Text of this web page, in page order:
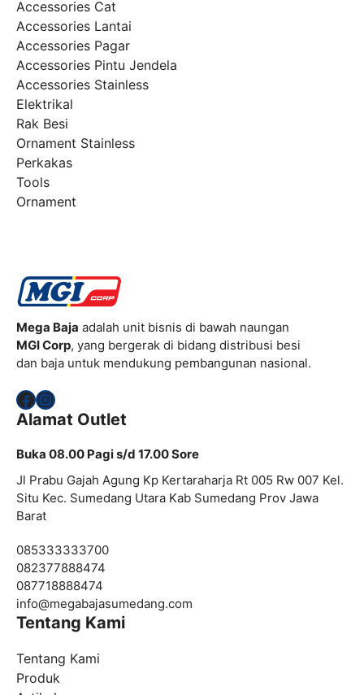
Accessories Cat
Accessories Lantai
Accessories Pagar
Accessories Pintu Jendela
Accessories Stainless
Elektrikal
Rak Besi
Ornament Stainless
Perkakas
Tools
Ornament
Mega Baja adalah unit bisnis di bawah naungan
MGI Corp, yang bergerak di bidang distribusi besi
dan baja untuk mendukung pembangunan nasional.
Facebook
Instagram
Alamat Outlet
Buka 08.00 Pagi s/d 17.00 Sore
Jl Prabu Gajah Agung Kp Kertaraharja Rt 005 Rw 007 Kel.
Situ Kec. Sumedang Utara Kab Sumedang Prov Jawa
Barat
085333333700
082377888474
087718888474
info@megabajasumedang.com
Tentang Kami
Tentang Kami
Produk